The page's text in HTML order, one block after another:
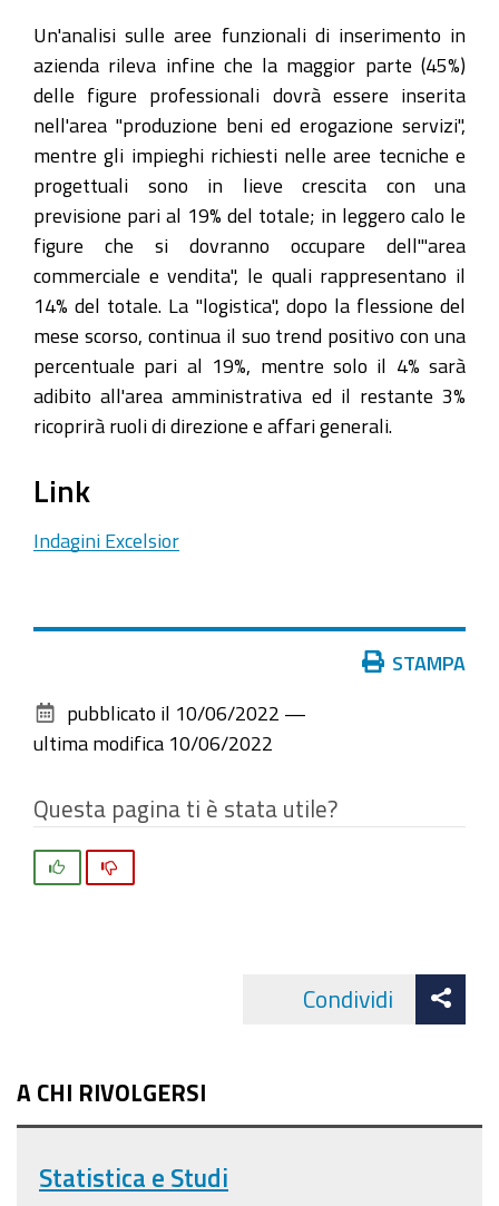
Un'analisi sulle aree funzionali di inserimento in
azienda rileva infine che la maggior parte (45%)
delle figure professionali dovrà essere inserita
nell'area "produzione beni ed erogazione servizi",
mentre gli impieghi richiesti nelle aree tecniche e
progettuali sono in lieve crescita con una
previsione pari al 19% del totale; in leggero calo le
figure che si dovranno occupare dell'"area
commerciale e vendita", le quali rappresentano il
14% del totale. La "logistica", dopo la flessione del
mese scorso, continua il suo trend positivo con una
percentuale pari al 19%, mentre solo il 4% sarà
adibito all'area amministrativa ed il restante 3%
ricoprirà ruoli di direzione e affari generali.
Link
Indagini Excelsior
documento
STAMPA
pubblicato il 10/06/2022 —
ultima modifica 10/06/2022
Questa pagina ti è stata utile?
Condividi
A CHI RIVOLGERSI
Statistica e Studi